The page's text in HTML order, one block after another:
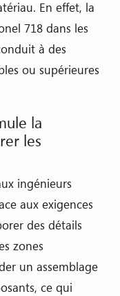
En effet, la
718 dans les
à des
ou supérieures
la
les
ingénieurs
aux exigences
des détails
zones
un assemblage
ce qui